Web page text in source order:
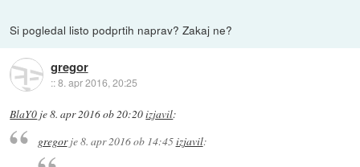
Si pogledal listo podprtih naprav? Zakaj ne?
gregor
::8. apr 2016, 20:25
BlaY0 je8. apr 2016 ob 20:20izjavil:
gregorje8. apr 2016 ob 14:45izjavil: